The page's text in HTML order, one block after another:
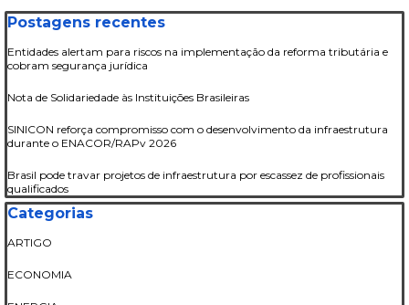
Pular bloco Postagens recentes
Postagens recentes
Entidades alertam para riscos na implementação da reforma tributária e
cobram segurança jurídica
Nota de Solidariedade às Instituições Brasileiras
SINICON reforça compromisso com o desenvolvimento da infraestrutura
durante o ENACOR/RAPv 2026
Brasil pode travar projetos de infraestrutura por escassez de profissionais
qualificados
Pular bloco Categorias
Categorias
ARTIGO
ECONOMIA